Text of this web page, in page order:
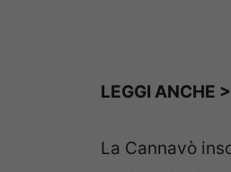
LEGGI ANCHE
La Cannavò